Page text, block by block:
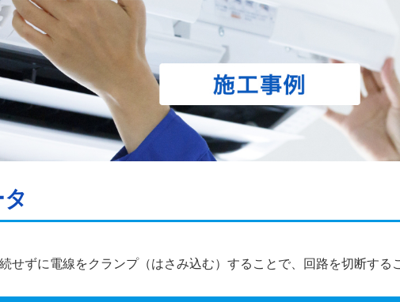
漏電調査・修理 LAN、電気配線工事
4k・8k受信工事
せずに電線をクランプ（はさみ込む）することで、回路を切断す